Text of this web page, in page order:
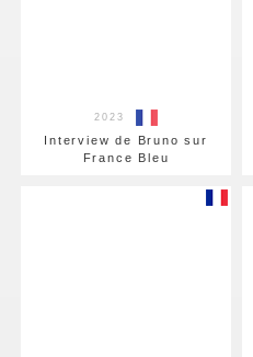
2023
Interview de Bruno sur
France Bleu